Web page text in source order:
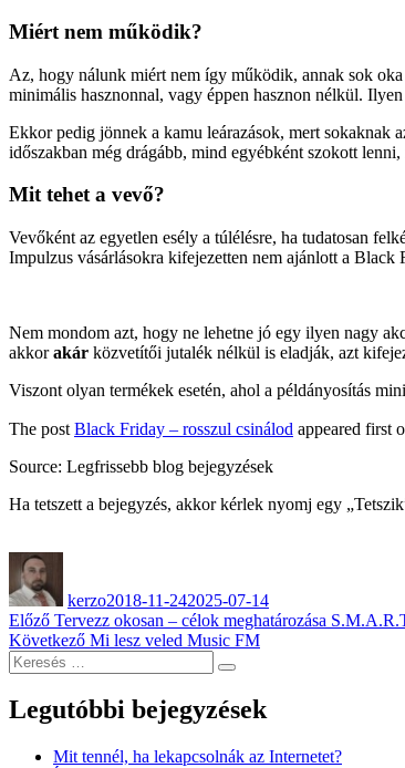
Miért nem működik?
Az, hogy nálunk miért nem így működik, annak sok
minimális hasznonnal, vagy éppen hasznon nélkül.
Ekkor pedig jönnek a kamu leárazások, mert sokaknak
időszakban még drágább, mind egyébként szokott
Mit tehet a vevő?
Vevőként az egyetlen esély a túlélésre, ha tudatosan
Impulzus vásárlásokra kifejezetten nem ajánlott a Black
Nem mondom azt, hogy ne lehetne jó egy ilyen nagy
akkorakár közvetítői jutalék nélkül is eladják, azt
Viszont olyan termékek esetén, ahol a példányosítás
The post Black Friday – rosszul csinálod appeared first
Source: Legfrissebb blog bejegyzések
Ha tetszett a bejegyzés, akkor kérlek nyomj egy
kerzo2018-11-242025-07-14
Bejegyzés
navigáció
Előző Korábbi
bejegyzés:
Tervezz okosan – célok meghatározása
Következő Következő
Mi lesz veled Music FM
Keresés
a
következő
kifejezésre:
Keresés
Legutóbbi bejegyzések
Mit tennél, ha lekapcsolnák az Internetet?